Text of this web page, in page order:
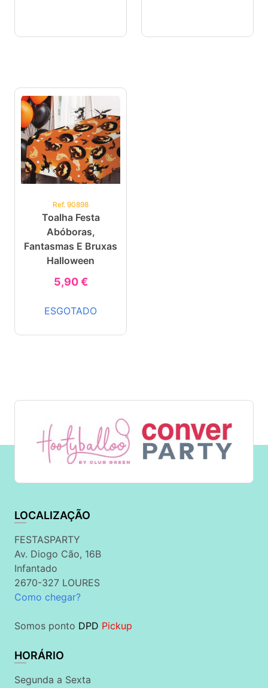
Ref. 90898
Toalha Festa
Abóboras,
Fantasmas E Bruxas
Halloween
5,90 €
ESGOTADO
LOCALIZAÇÃO
FESTASPARTY
Av. Diogo Cão, 16B
Infantado
2670-327 LOURES
Como chegar?
Somos ponto DPD Pickup
HORÁRIO
Segunda a Sexta